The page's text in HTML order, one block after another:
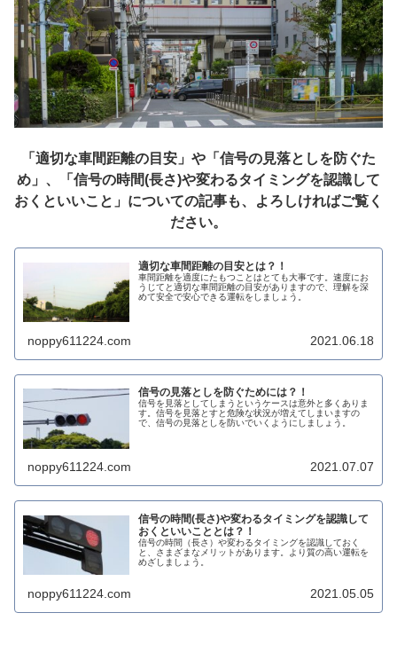
「適切な車間距離の目安」や「信号の見落としを防ぐた
め」、「信号の時間(長さ)や変わるタイミングを認識して
おくといいこと」についての記事も、よろしければご覧く
ださい。
適切な車間距離の目安とは？！
車間距離を適度にたもつことはとても大事です。速度にお
うじてと適切な車間距離の目安がありますので、理解を深
めて安全で安心できる運転をしましょう。
noppy611224.com 2021.06.18
信号の見落としを防ぐためには？！
信号を見落としてしまうというケースは意外と多くありま
す。信号を見落とすと危険な状況が増えてしまいますの
で、信号の見落としを防いでいくようにしましょう。
noppy611224.com 2021.07.07
信号の時間(長さ)や変わるタイミングを認識して
おくといいこととは？！
信号の時間（長さ）や変わるタイミングを認識しておく
と、さまざまなメリットがあります。より質の高い運転を
めざしましょう。
noppy611224.com 2021.05.05